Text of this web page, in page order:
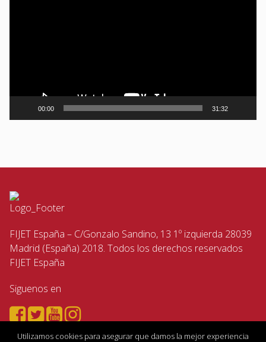
00:00 31:32
FIJET España – C/Gonzalo Sandino, 13 1º izquierda 28039
Madrid (España) 2018. Todos los derechos reservados
FIJET España
Siguenos en
Utilizamos cookies para asegurar que damos la mejor experiencia